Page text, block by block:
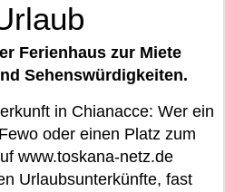
Ferienhaus zur Miete
Sehenswürdigkeiten.
in Chianacce: Wer ein
oder einen Platz zum
www.toskana-netz.de
Urlaubsunterkünfte, fast